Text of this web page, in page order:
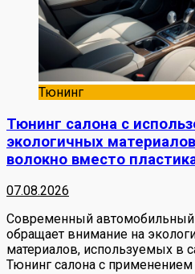
Тюнинг
Тюнинг салона с
экологичных
волокно вместо
07.08.2026
Современный
обращает внимание на
материалов, используемых в
Тюнинг салона с применением